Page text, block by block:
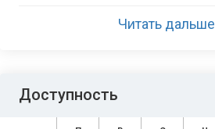
Читать дальше
Доступность